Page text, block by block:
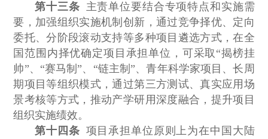
第十三条 主责单位要结合专项特点和实施需
要，加强组织实施机制创新，通过竞争择优、定向
委托、分阶段滚动支持等多种项目遴选方式，在全
国范围内择优确定项目承担单位，可采取“揭榜挂
帅”、“赛马制”、“链主制”、青年科学家项目、长周
期项目等组织模式，通过第三方测试、真实应用场
景考核等方式，推动产学研用深度融合，提升项目
组织实施绩效。
第十四条 项目承担单位原则上为在中国大陆